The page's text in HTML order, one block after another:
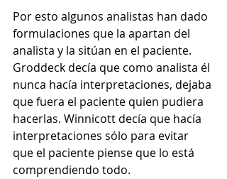
Por esto algunos analistas han dado
formulaciones que la apartan del
analista y la sitúan en el paciente.
Groddeck decía que como analista él
nunca hacía interpretaciones, dejaba
que fuera el paciente quien pudiera
hacerlas. Winnicott decía que hacía
interpretaciones sólo para evitar
que el paciente piense que lo está
comprendiendo todo.